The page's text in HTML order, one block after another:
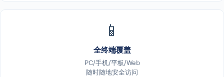
📱
全终端覆盖
PC/手机/平板/Web
随时随地安全访问